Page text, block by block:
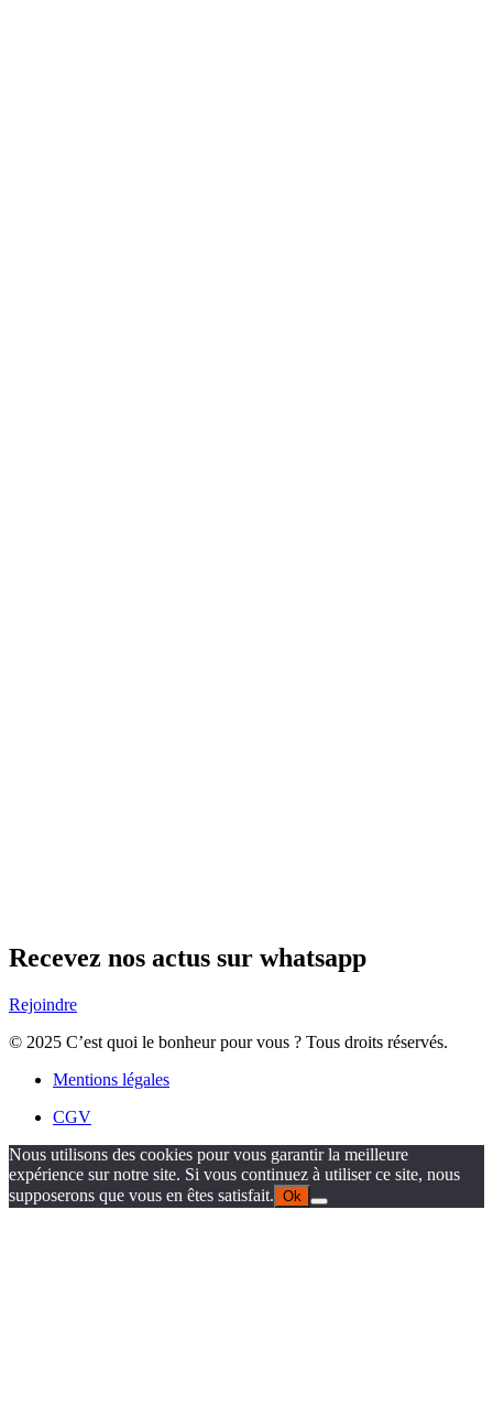
Recevez nos actus sur whatsapp
Rejoindre
© 2025 C’est quoi le bonheur pour vous ? Tous droits réservés.
Mentions légales
CGV
Nous utilisons des cookies pour vous garantir la meilleure
expérience sur notre site. Si vous continuez à utiliser ce site, nous
supposerons que vous en êtes satisfait. Ok